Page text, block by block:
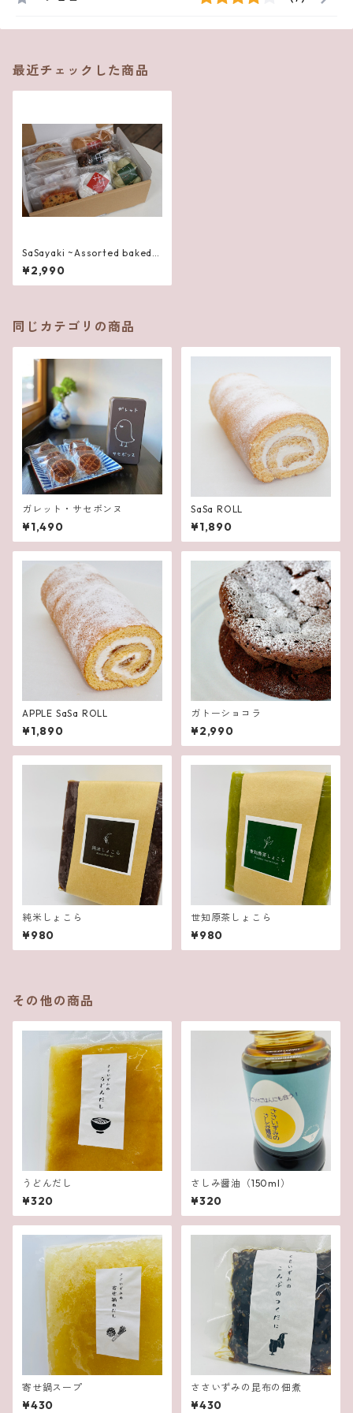
最近チェックした商品
SaSayaki ~Assorted baked s
weets~
¥2,990
同じカテゴリの商品
ガレット・サセボンヌ
¥1,490
SaSa ROLL
¥1,890
APPLE SaSa ROLL
¥1,890
ガトーショコラ
¥2,990
純米しょこら
¥980
世知原茶しょこら
¥980
その他の商品
うどんだし
¥320
さしみ醤油（150ml）
¥320
寄せ鍋スープ
¥430
ささいずみの昆布の佃煮
¥430